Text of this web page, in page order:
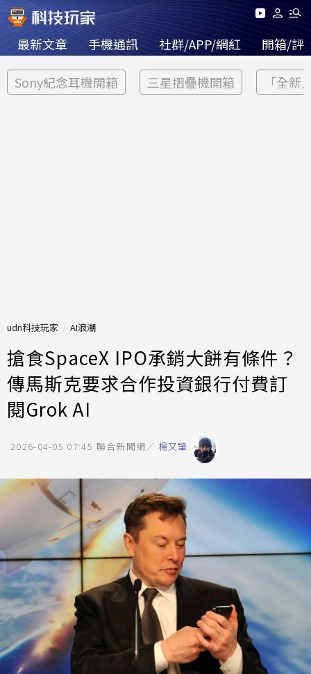
最新文章 手機通訊 社群/APP/網紅 開箱/評
Sony紀念耳機開箱 三星摺疊機開箱 「全新
udn科技玩家 AI浪潮
搶食SpaceX IPO承銷大餅有條件？
傳馬斯克要求合作投資銀行付費訂
閱Grok AI
2026-04-05 07:45 聯合新聞網／ 楊又肇